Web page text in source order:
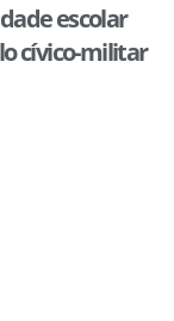
escolar
cívico-militar